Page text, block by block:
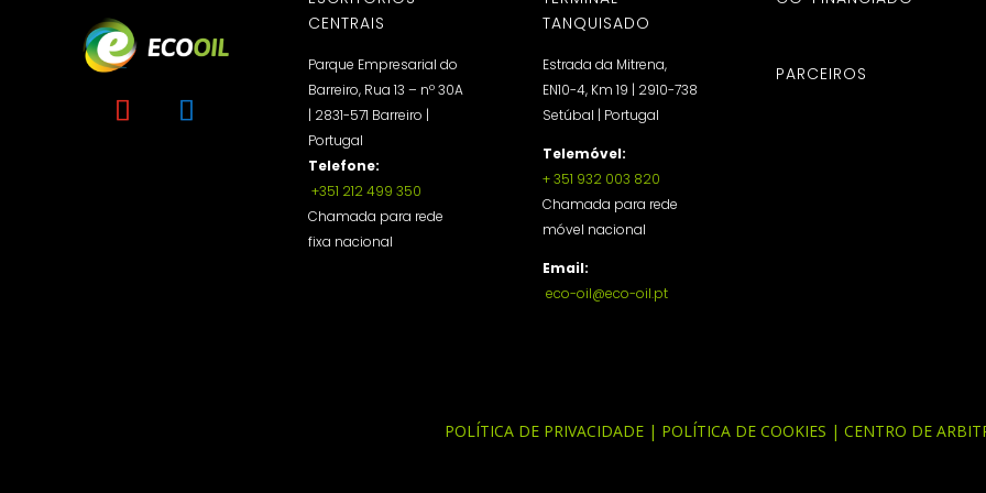
CENTRAIS
Parque Empresarial do
Barreiro, Rua 13 – nº 30A
| 2831-571 Barreiro |
Portugal
Telefone:
+351 212 499 350
Chamada para rede
fixa nacional
TANQUISADO
Estrada da Mitrena,
EN10-4, Km 19 | 2910-738
Setúbal | Portugal
Telemóvel:
+ 351 932 003 820
Chamada para rede
móvel nacional
Email:
eco-oil@eco-oil.pt
PARCEIROS
POLÍTICA DE PRIVACIDADE| POLÍTICA DE COOKIES | CENTRO DE